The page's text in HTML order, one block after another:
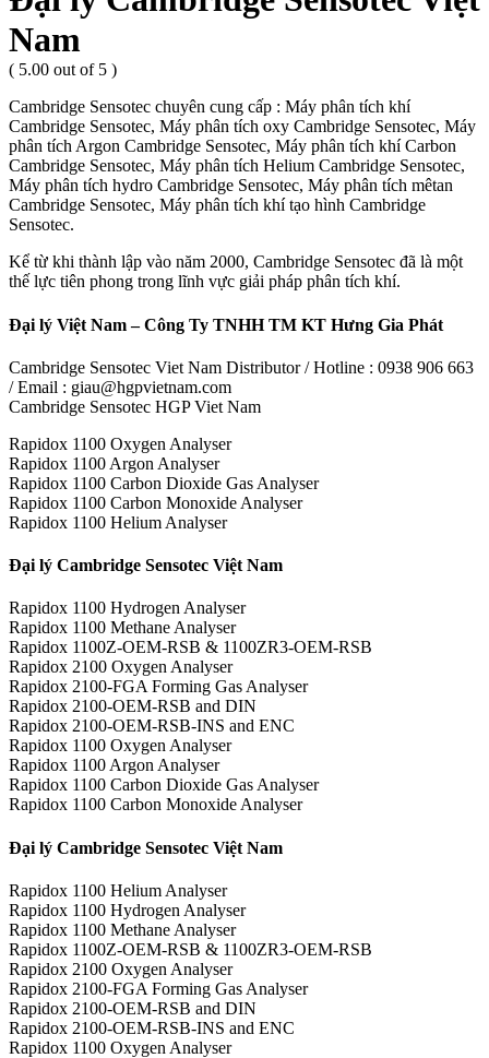
Nam
( 5.00 out of 5 )
Cambridge Sensotec chuyên cung cấp : Máy phân tích khí
Cambridge Sensotec, Máy phân tích oxy Cambridge Sensotec, Máy
phân tích Argon Cambridge Sensotec, Máy phân tích khí Carbon
Cambridge Sensotec, Máy phân tích Helium Cambridge Sensotec,
Máy phân tích hydro Cambridge Sensotec, Máy phân tích mêtan
Cambridge Sensotec, Máy phân tích khí tạo hình Cambridge
Sensotec.
Kể từ khi thành lập vào năm 2000, Cambridge Sensotec đã là một
thế lực tiên phong trong lĩnh vực giải pháp phân tích khí.
Đại lý Việt Nam – Công Ty TNHH TM KT Hưng Gia Phát
Cambridge Sensotec Viet Nam Distributor / Hotline : 0938 906 663
/ Email : giau@hgpvietnam.com
Cambridge Sensotec HGP Viet Nam
Rapidox 1100 Oxygen Analyser
Rapidox 1100 Argon Analyser
Rapidox 1100 Carbon Dioxide Gas Analyser
Rapidox 1100 Carbon Monoxide Analyser
Rapidox 1100 Helium Analyser
Đại lý Cambridge Sensotec Việt Nam
Rapidox 1100 Hydrogen Analyser
Rapidox 1100 Methane Analyser
Rapidox 1100Z-OEM-RSB & 1100ZR3-OEM-RSB
Rapidox 2100 Oxygen Analyser
Rapidox 2100-FGA Forming Gas Analyser
Rapidox 2100-OEM-RSB and DIN
Rapidox 2100-OEM-RSB-INS and ENC
Rapidox 1100 Oxygen Analyser
Rapidox 1100 Argon Analyser
Rapidox 1100 Carbon Dioxide Gas Analyser
Rapidox 1100 Carbon Monoxide Analyser
Đại lý Cambridge Sensotec Việt Nam
Rapidox 1100 Helium Analyser
Rapidox 1100 Hydrogen Analyser
Rapidox 1100 Methane Analyser
Rapidox 1100Z-OEM-RSB & 1100ZR3-OEM-RSB
Rapidox 2100 Oxygen Analyser
Rapidox 2100-FGA Forming Gas Analyser
Rapidox 2100-OEM-RSB and DIN
Rapidox 2100-OEM-RSB-INS and ENC
Rapidox 1100 Oxygen Analyser